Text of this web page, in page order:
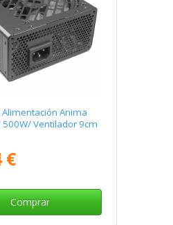
Alimentación Anima
500W/ Ventilador 9cm
€
Comprar